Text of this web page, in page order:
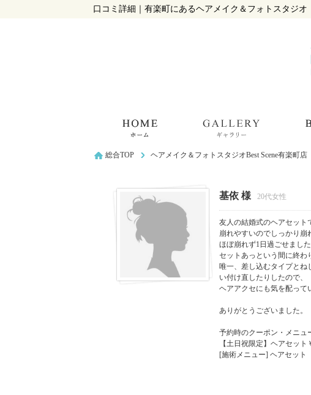
口コミ詳細｜有楽町にあるヘアメイク＆フォトスタジオ
総合TOP ヘアメイク＆フォトスタジオBest Scene有楽町店
基依 様 20代女性
友人の結婚式のヘアセット
崩れやすいのでしっかり崩
ほぼ崩れず1日過ごせました
セットあっという間に終わ
唯一、差し込むタイプとね
い付け直したりしたので、
ヘアアクセにも気を配って
ありがとうございました。
予約時のクーポン・メニュ
【土日祝限定】ヘアセット
[施術メニュー] ヘアセット